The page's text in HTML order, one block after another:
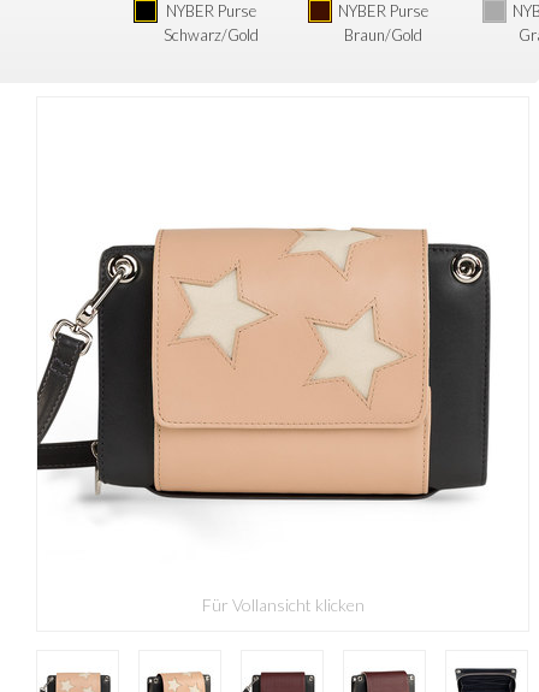
NYBER Purse
Schwarz/Gold
NYBER Purse
Braun/Gold
Für Vollansicht klicken